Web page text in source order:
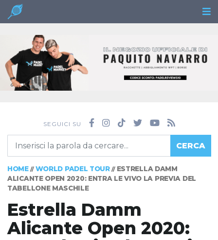
SEGUICI SU
CERCA
HOME// WORLD PADEL TOUR// ESTRELLA DAMM
ALICANTE OPEN 2020: ENTRA LE VIVO LA PREVIA DEL
TABELLONE MASCHILE
Estrella Damm
Alicante Open 2020: